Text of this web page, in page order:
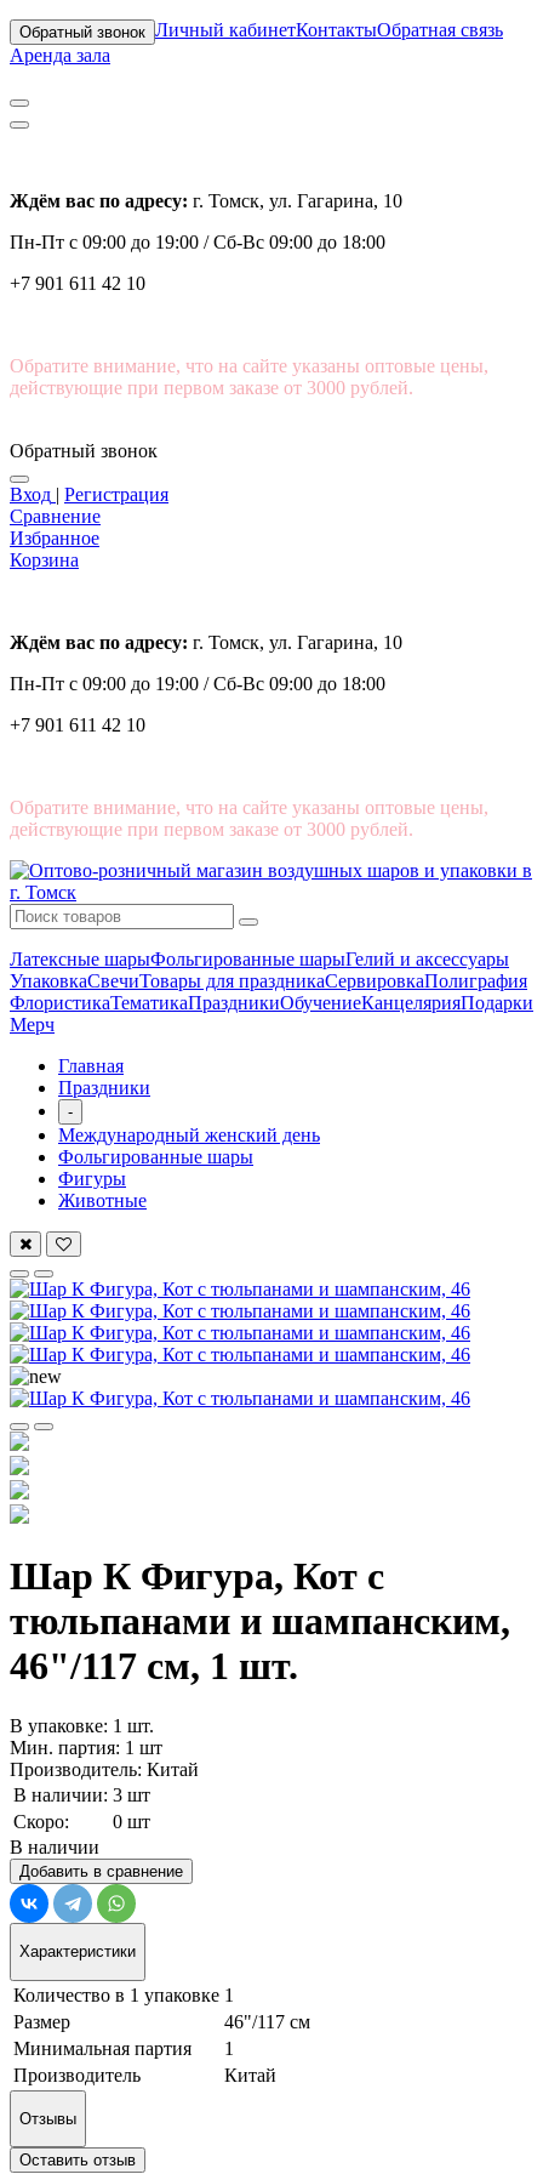
Обратный звонок Личный кабинетКонтактыОбратная связь
Аренда зала
Ждём вас по адресу: г. Томск, ул. Гагарина, 10
Пн-Пт с 09:00 до 19:00 /Сб-Вс 09:00 до 18:00
+7 901 611 42 10
Обратите внимание, что на сайте указаны оптовые цены,
действующие при первом заказе от 3000 рублей.
Обратный звонок
Вход | Регистрация
Сравнение
Избранное
Корзина
Ждём вас по адресу: г. Томск, ул. Гагарина, 10
Пн-Пт с 09:00 до 19:00 /Сб-Вс 09:00 до 18:00
+7 901 611 42 10
Обратите внимание, что на сайте указаны оптовые цены,
действующие при первом заказе от 3000 рублей.
Латексные шарыФольгированные шарыГелий и аксессуары
УпаковкаСвечиТовары для праздникаСервировкаПолиграфия
ФлористикаТематикаПраздникиОбучениеКанцелярияПодарки
Мерч
Главная
Праздники
-
Международный женский день
Фольгированные шары
Фигуры
Животные
Шар К Фигура, Кот с
тюльпанами и шампанским,
46"/117 см, 1 шт.
В упаковке: 1 шт.
Мин. партия: 1 шт
Производитель: Китай
В наличии: 3 шт
Скоро:
0 шт
В наличии
Добавить в сравнение
Характеристики
Количество в 1 упаковке 1
Размер
46"/117 см
Минимальная партия
1
Производитель
Китай
Отзывы
Оставить отзыв